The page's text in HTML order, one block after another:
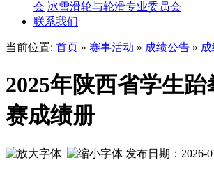
会 冰雪滑轮与轮滑专业委员会
联系我们
当前位置: 首页 » 赛事活动 » 成绩公告 »
2025年陕西省学生
赛成绩册
发布日期：2026-